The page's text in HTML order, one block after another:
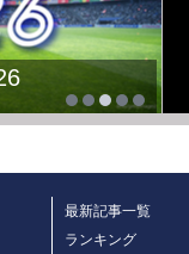
最新記事一覧
ランキング